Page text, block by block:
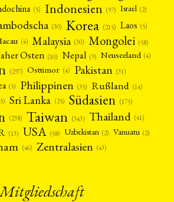
(5) Indonesien (97) Israel (2)
(30) Korea (215) Laos (5)
(4) Malaysia (30) Mongolei (58)
Osten (10) Nepal (9) Neuseeland (4)
(297) Osttimor (4) Pakistan (31)
(5) Philippinen (35) Rußland (14)
Sri Lanka (25) Südasien (175)
(238) Taiwan (343) Thailand (41)
(13) USA (58) Uzbekistan (2) Vanuatu (2)
(46) Zentralasien (43)
Mitgliedschaft